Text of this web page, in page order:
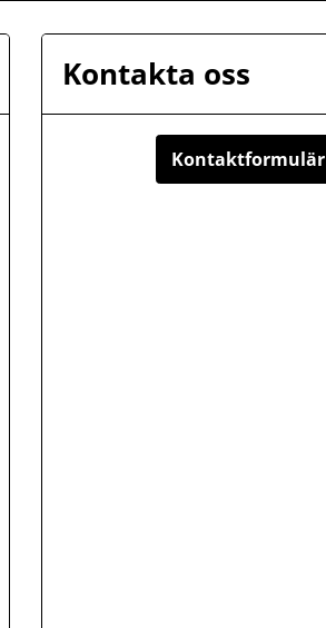
Kontakta oss
Kontaktformulär